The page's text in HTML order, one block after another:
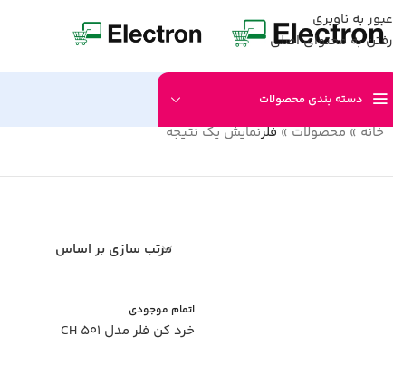
عبور به ناوبری
رفتن به محتوای اصلی
دسته بندی محصولات
خانه»محصولات»فلرنمایش یک نتیجه
مرتب سازی بر اساس
اتمام موجودی
خرد کن فلر مدل CH 501